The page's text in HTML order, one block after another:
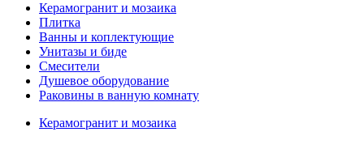
Керамогранит и мозаика
Плитка
Ванны и коплектующие
Унитазы и биде
Смесители
Душевое оборудование
Раковины в ванную комнату
Керамогранит и мозаика